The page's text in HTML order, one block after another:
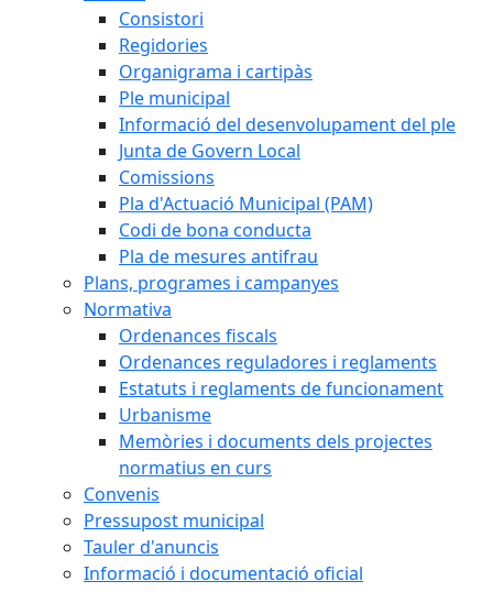
Consistori
Regidories
Organigrama i cartipàs
Ple municipal
Informació del desenvolupament del ple
Junta de Govern Local
Comissions
Pla d'Actuació Municipal (PAM)
Codi de bona conducta
Pla de mesures antifrau
Plans, programes i campanyes
Normativa
Ordenances fiscals
Ordenances reguladores i reglaments
Estatuts i reglaments de funcionament
Urbanisme
Memòries i documents dels projectes
normatius en curs
Convenis
Pressupost municipal
Tauler d'anuncis
Informació i documentació oficial